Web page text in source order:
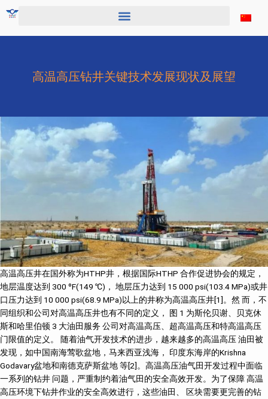
高温高压钻井关键技术发展现状及展望
高温高压井在国外称为HTHP井，根据国际HTHP 合作促进协会的规定，
地层温度达到 300 ºF(149 ℃)， 地层压力达到 15 000 psi(103.4 MPa)或井
口压力达到 10 000 psi(68.9 MPa)以上的井称为高温高压井[1]。然 而，不
同组织和公司对高温高压井也有不同的定义， 图 1 为斯伦贝谢、贝克休
斯和哈里伯顿 3 大油田服务 公司对高温高压、超高温高压和特高温高压
门限值的定义。 随着油气开发技术的进步，越来越多的高温高压 油田被
发现，如中国南海莺歌盆地，马来西亚浅海， 印度东海岸的Krishna
Godavary盆地和南德克萨斯盆地 等[2]。高温高压油气田开发过程中面临
一系列的钻井 问题，严重制约着油气田的安全高效开发。为了保障 高温
高压环境下钻井作业的安全高效进行，这些油田、 区块需要更完善的钻